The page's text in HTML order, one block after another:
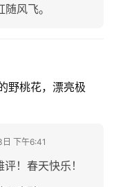
风飞。
野桃花，漂亮极
下午6:41
！春天快乐！